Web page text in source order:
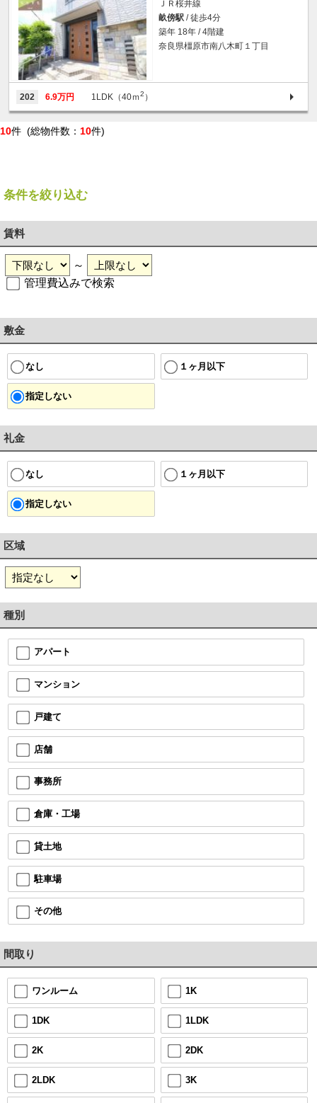
ＪＲ桜井線
畝傍駅 / 徒歩4分
築年 18年 / 4階建
奈良県橿原市南八木町１丁目
202 6.9万円 1LDK（40ｍ2 ）
10件 (総物件数： 10件)
条件を絞り込む
賃料
～
管理費込みで検索
敷金
なし １ヶ月以下
指定しない
礼金
なし １ヶ月以下
指定しない
区域
種別
アパート
マンション
戸建て
店舗
事務所
倉庫・工場
貸土地
駐車場
その他
間取り
ワンルーム 1K
1DK 1LDK
2K 2DK
2LDK 3K